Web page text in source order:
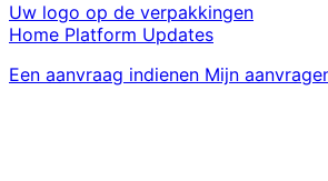
Uw logo op de verpakkingen
Home Platform Updates
Een aanvraag indienen Mijn